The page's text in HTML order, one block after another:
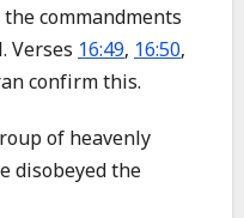
commandments
Verses 16:49, 16:50,
confirm this.
of heavenly
disobeyed the